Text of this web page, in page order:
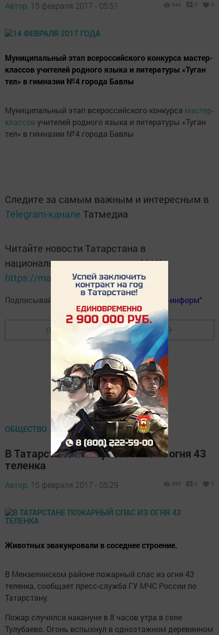
Автор, 15 февраля 2017 - 05:51 844 0 0
Муниципальный этап всероссийского конкурса мастер-
классов учителей родного языка и литературы «Туган
тел» в гимназии №4 города Бавлы
Муниципальный этап всероссийского конкурса мастер-
классов учителей родного языка и литературы «Туган
тел» в гимназии №4 города Бавлы
Следите за самым важным и интересным в
Telegram-канале Татмедиа
Читайте новости Татарстана в
национальном мессенджере MАХ:
https://max.ru/tatmedia
Подписывайтесь на телеграм-канал "Бавлы-информ"
Перейти на страницу новости
ОБЩЕСТВО
В Татарстане пожарный спас из огня 43
теленка
Автор, 15 февраля 2017 - 05:29 853 0 0
Животных эвакуировали в соседнее строение.
В Мензелинском районе пожарный спас из огня 43
теленка, сообщает пресс-служба ГУ МЧС России по
Татарстану.
Пожар случился накануне в 8 часов утра в селе
Тулубаево. Огонь вспыхнул в одноэтажном деревянном